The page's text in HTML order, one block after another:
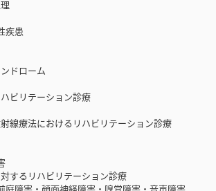
疾患
ドローム
ビリテーション診療
療法におけるリハビリテーション診療
るリハビリテーション診療